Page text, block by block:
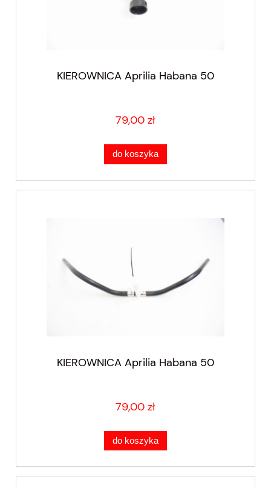
KIEROWNICA Aprilia Habana 50
79,00 zł
do koszyka
KIEROWNICA Aprilia Habana 50
79,00 zł
do koszyka